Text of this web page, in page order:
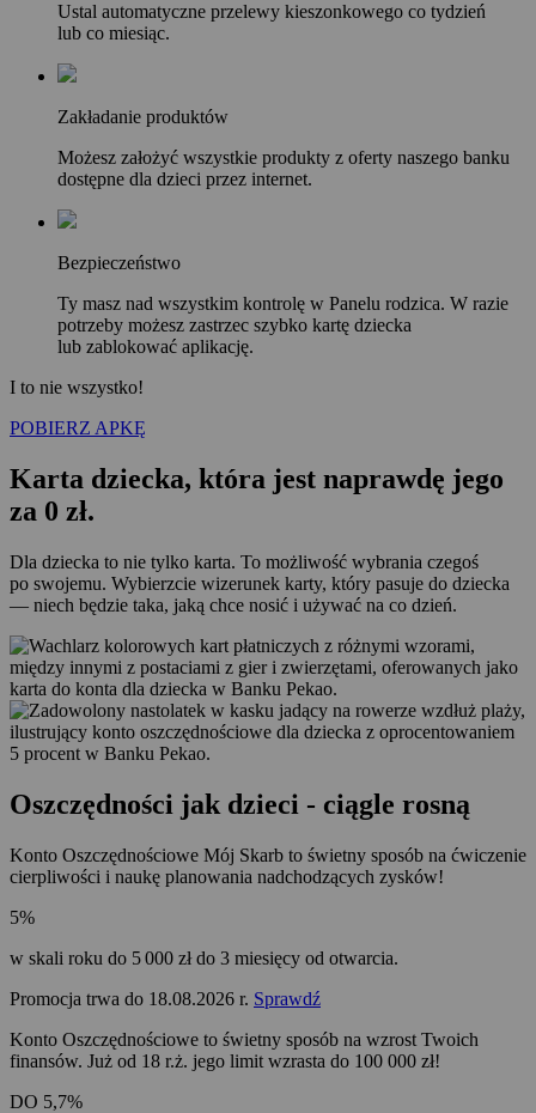
Ustal automatyczne przelewy kieszonkowego co tydzień
lub co miesiąc.
Zakładanie produktów
Możesz założyć wszystkie produkty z oferty naszego banku
dostępne dla dzieci przez internet.
Bezpieczeństwo
Ty masz nad wszystkim kontrolę w Panelu rodzica. W razie
potrzeby możesz zastrzec szybko kartę dziecka
lub zablokować aplikację.
I to nie wszystko!
POBIERZ APKĘ
Karta dziecka, która jest naprawdę jego
za 0 zł.
Dla dziecka to nie tylko karta. To możliwość wybrania czegoś
po swojemu. Wybierzcie wizerunek karty, który pasuje do dziecka
— niech będzie taka, jaką chce nosić i używać na co dzień.
Oszczędności jak dzieci - ciągle rosną
Konto Oszczędnościowe Mój Skarb to świetny sposób na ćwiczenie
cierpliwości i naukę planowania nadchodzących zysków!
5%
w skali roku do 5 000 zł do 3 miesięcy od otwarcia.
Promocja trwa do 18.08.2026 r. Sprawdź
Konto Oszczędnościowe to świetny sposób na wzrost Twoich
finansów. Już od 18 r.ż. jego limit wzrasta do 100 000 zł!
DO 5,7%